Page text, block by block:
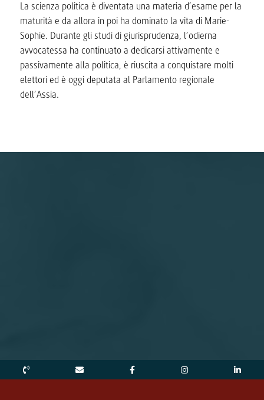
La scienza politica è diventata una materia d’esame per la
maturità e da allora in poi ha dominato la vita di Marie-
Sophie. Durante gli studi di giurisprudenza, l’odierna
avvocatessa ha continuato a dedicarsi attivamente e
passivamente alla politica, è riuscita a conquistare molti
elettori ed è oggi deputata al Parlamento regionale
dell’Assia.